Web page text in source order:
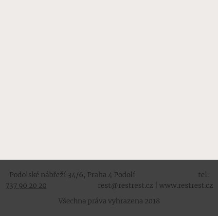
Podolské nábřeží 34/6, Praha 4 Podolí tel.
737 90 20 20 rest@restrest.cz | www.restrest.cz
Všechna práva vyhrazena 2018